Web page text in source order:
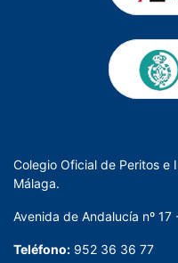
Colegio Oficial de Peritos e
Málaga.
Avenida de Andalucía nº
Teléfono: 952 36 36 77